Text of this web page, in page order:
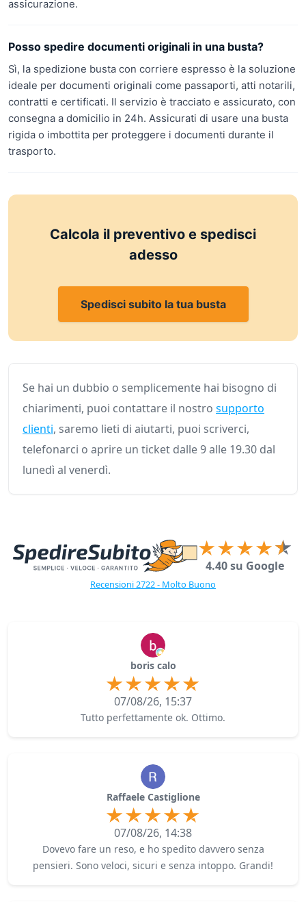
assicurazione.
Posso spedire documenti originali in una busta?
Sì, la spedizione busta con corriere espresso è la soluzione
ideale per documenti originali come passaporti, atti notarili,
contratti e certificati. Il servizio è tracciato e assicurato, con
consegna a domicilio in 24h. Assicurati di usare una busta
rigida o imbottita per proteggere i documenti durante il
trasporto.
Calcola il preventivo e spedisci
adesso
Spedisci subito la tua busta
Se hai un dubbio o semplicemente hai bisogno di
chiarimenti, puoi contattare il nostro supporto
clienti, saremo lieti di aiutarti, puoi scriverci,
telefonarci o aprire un ticket dalle 9 alle 19.30 dal
lunedì al venerdì.
4.40 su Google
Recensioni 2722 - Molto Buono
boris calo
07/08/26, 15:37
Tutto perfettamente ok. Ottimo.
Raffaele Castiglione
07/08/26, 14:38
Dovevo fare un reso, e ho spedito davvero senza
pensieri. Sono veloci, sicuri e senza intoppo. Grandi!